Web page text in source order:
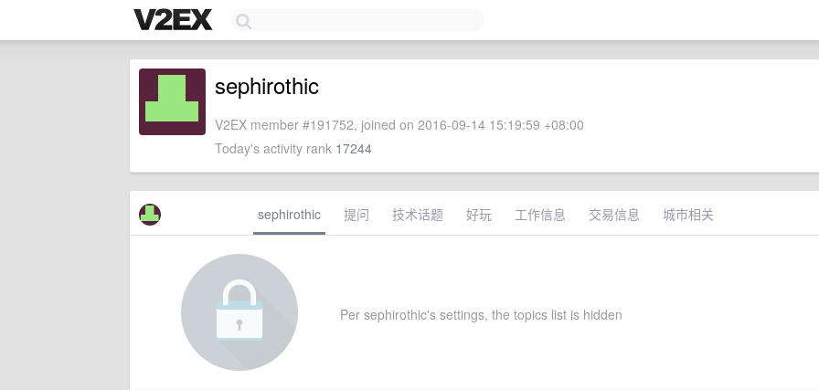
sephirothic
V2EX member #191752, joined on 2016-09-14 15:19:59 +08:00
Today's activity rank 17244
sephirothic 提问 技术话题 好玩 工作信息 交易信息 城市相关
Per sephirothic's settings, the topics list is hidden